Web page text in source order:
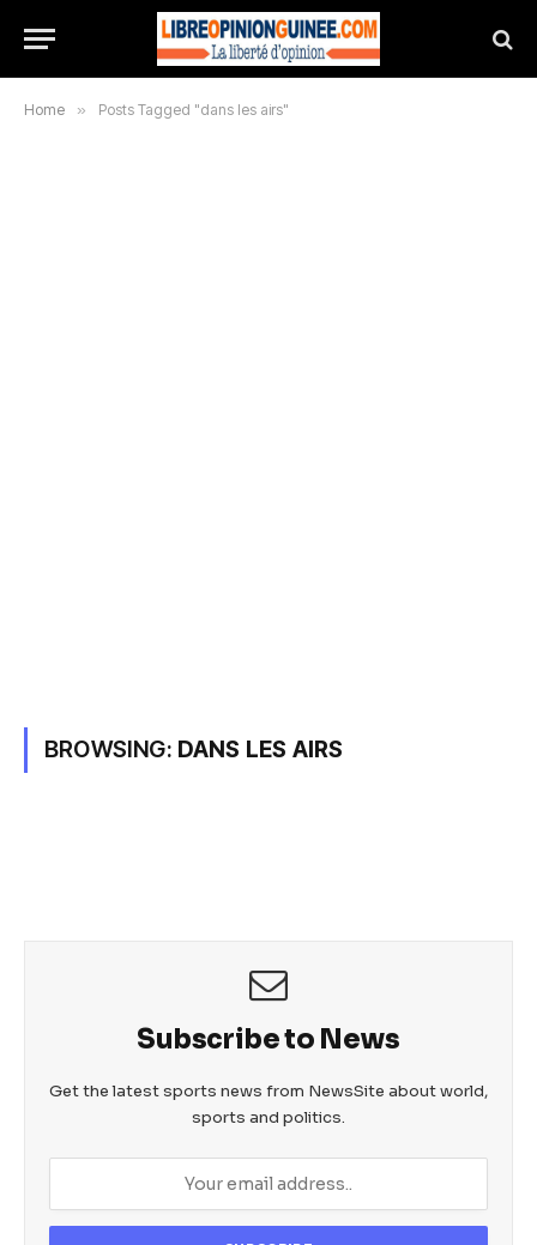
Home » Posts Tagged "dans les airs"
BROWSING: DANS LES AIRS
Subscribe to News
Get the latest sports news from NewsSite about world,
sports and politics.